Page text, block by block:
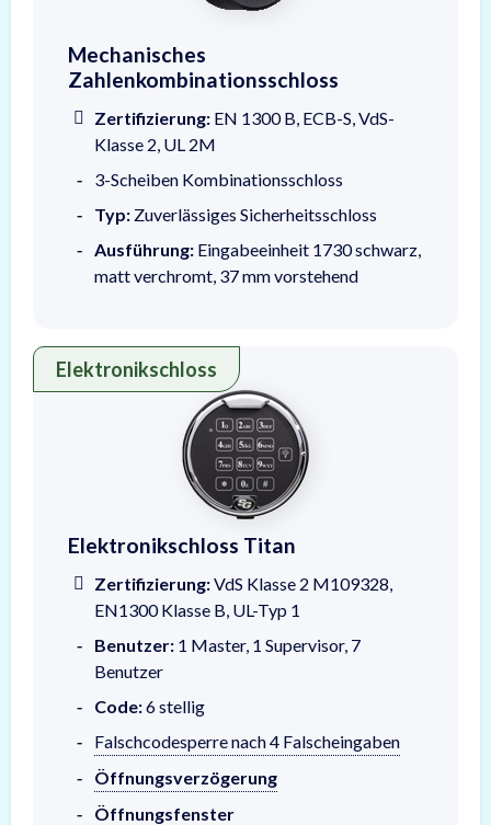
Mechanisches Zahlenkombinationsschloss
Mechanisches
Zahlenkombinationsschloss
Zertifizierung: EN 1300 B, ECB-S, VdS-
Klasse 2, UL 2M
3-Scheiben Kombinationsschloss
Typ: Zuverlässiges Sicherheitsschloss
Ausführung: Eingabeeinheit 1730 schwarz,
matt verchromt, 37 mm vorstehend
Elektronikschloss
Darstellung der Eingabeeinheit Titan
Elektronikschloss Titan
Zertifizierung:VdS Klasse 2 M109328,
EN1300 Klasse B, UL-Typ 1
Benutzer: 1 Master, 1 Supervisor, 7
Benutzer
Code:6 stellig
Falschcodesperre nach 4 Falscheingaben
Öffnungsverzögerung
Öffnungsfenster